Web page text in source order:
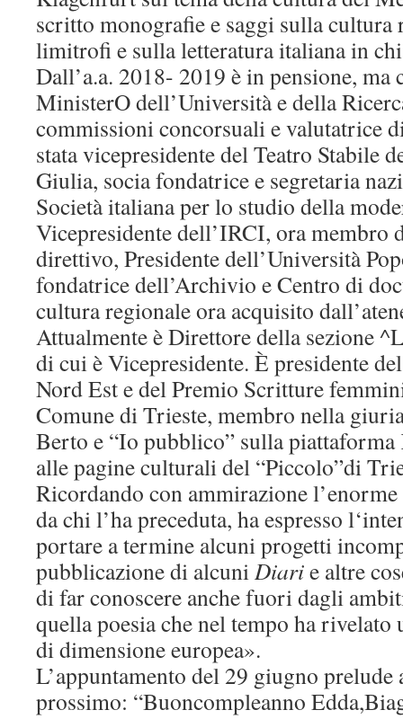
scritto monografie e saggi sulla
limitrofi e sulla letteratura italiana in
Dall’a.a. 2018- 2019 è in pensione,
MinisterO dell’Università e della
commissioni concorsuali e valutatrice
stata vicepresidente del Teatro Stabile
Giulia, socia fondatrice e segretaria
Società italiana per lo studio della
Vicepresidente dell’IRCI, ora membro
direttivo, Presidente dell’Università
fondatrice dell’Archivio e Centro di
cultura regionale ora acquisito
Attualmente è Direttore della sezione
di cui è Vicepresidente. È presidente
Nord Est e del Premio Scritture
Comune di Trieste, membro nella
Berto e “Io pubblico” sulla
alle pagine culturali del “Piccolo”di
Ricordando con ammirazione
da chi l’ha preceduta, ha espresso
portare a termine alcuni progetti
pubblicazione di alcuniDiarie altre
di far conoscere anche fuori dagli
quella poesia che nel tempo ha rivelato
di dimensione europea».
L’appuntamento del 29 giugno
prossimo: “Buoncompleanno